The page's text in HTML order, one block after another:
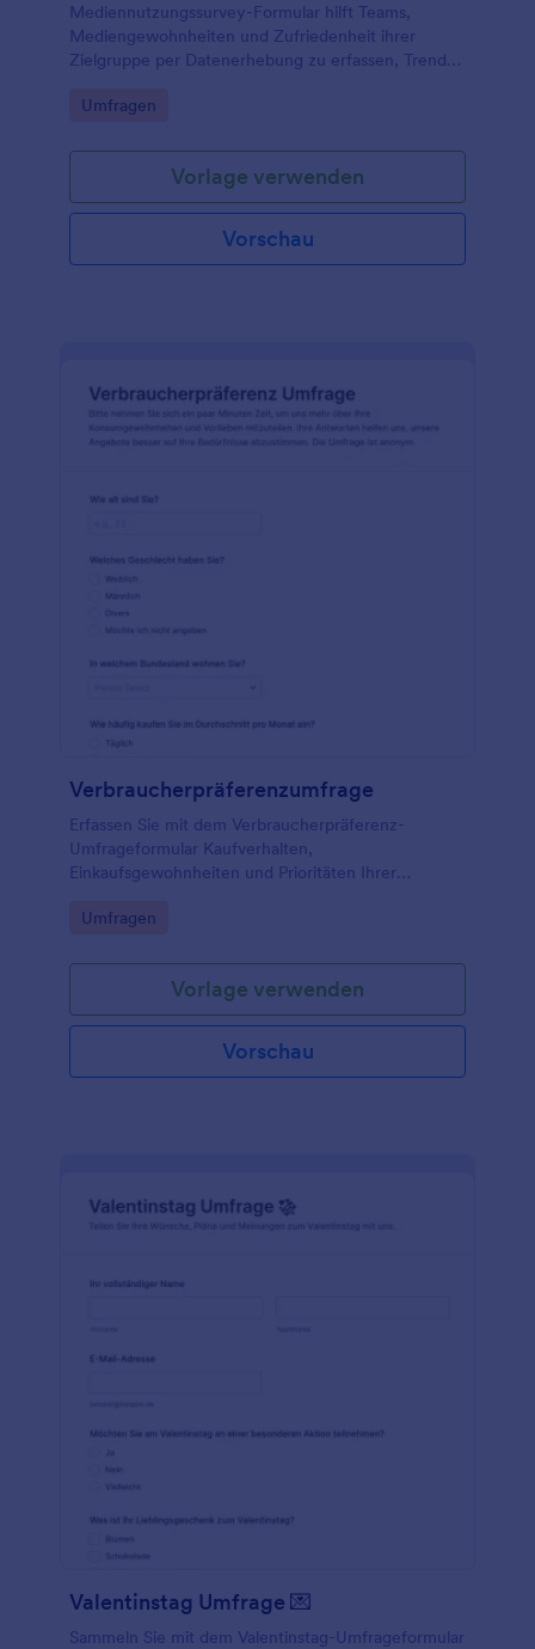
Mediennutzungssurvey-Formular hilft Teams,
Mediengewohnheiten und Zufriedenheit ihrer
Zielgruppe per Datenerhebung zu erfassen, Trends
Kommunikationsmaßnahmen gezielt zu verbessern.
Go to Category:
Umfragen
Vorlage verwenden
Vorschau
Verbraucherpräferenzumfrage
Erfassen Sie mit dem Verbraucherpräferenz-
Umfrageformular Kaufverhalten,
Einkaufsgewohnheiten und Prioritäten Ihrer
Marktforschung, Handel und E-Commerce mit
Go to Category:
Umfragen
Vorlage verwenden
Vorschau
Valentinstag Umfrage 💌
Sammeln Sie mit dem Valentinstag-Umfrageformular